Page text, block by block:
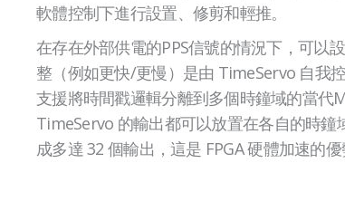
軟體控制下進行設置、修剪和輕推。
在存在外部供電的PPS信號的情況下，可以
整（例如更快/更慢）是由 TimeServo 自我控
支援將時間戳邏輯分離到多個時鐘域的當代
TimeServo 的輸出都可以放置在各自的時鐘
成多達 32 個輸出，這是 FPGA 硬體加速的優